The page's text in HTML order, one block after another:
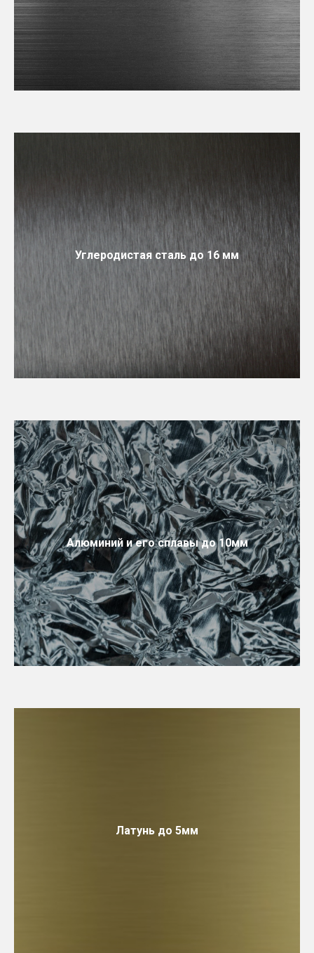
Углеродистая сталь до 16 мм
Алюминий и его сплавы до 10мм
Латунь до 5мм